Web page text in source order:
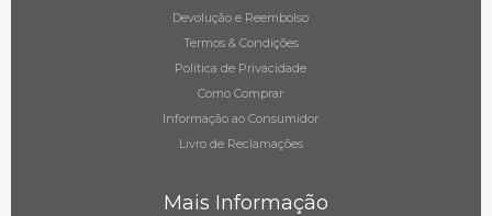
Devolução e Reembolso
Termos & Condições
Política de Privacidade
Como Comprar
Informação ao Consumidor
Livro de Reclamações
Mais Informação